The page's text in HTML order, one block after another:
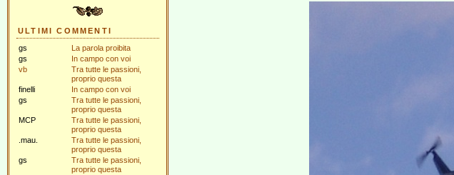
ULTIMI COMMENTI
gs
La parola proibita
gs
In campo con voi
vb
Tra tutte le passioni,
proprio questa
finelli
In campo con voi
gs
Tra tutte le passioni,
proprio questa
MCP
Tra tutte le passioni,
proprio questa
.mau.
Tra tutte le passioni,
proprio questa
gs
Tra tutte le passioni,
proprio questa